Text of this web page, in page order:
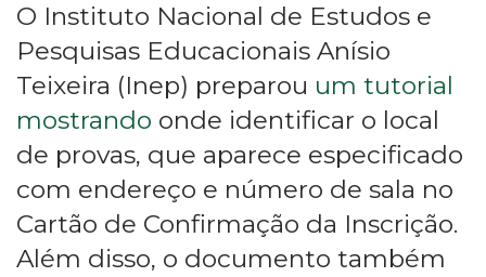
O Instituto Nacional de Estudos e
Pesquisas Educacionais Anísio
Teixeira (Inep) preparou um tutorial
mostrando onde identificar o local
de provas, que aparece especificado
com endereço e número de sala no
Cartão de Confirmação da Inscrição.
Além disso, o documento também